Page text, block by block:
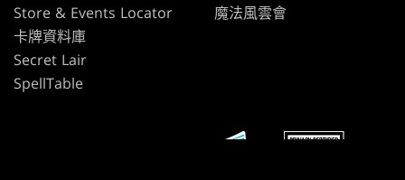
Store & Events Locator
卡牌資料庫
Secret Lair
SpellTable
魔法風雲會